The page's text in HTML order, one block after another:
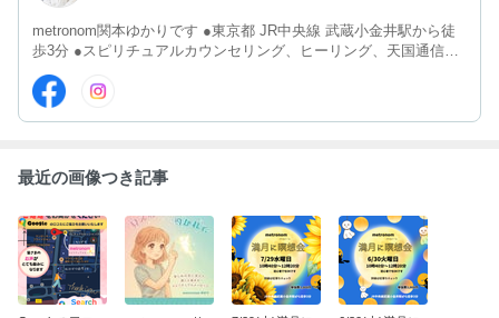
metronom関本ゆかりです ●東京都 JR中央線 武蔵小金井駅から徒
歩3分 ●スピリチュアルカウンセリング、ヒーリング、天国通信、
瞑想会の開催などの活動をしています (霊感を使ったご相談です)
最近の画像つき記事